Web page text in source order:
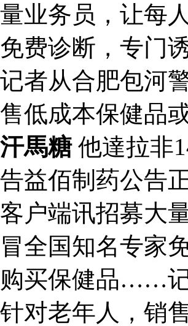
量业务员，让每
免费诊断，专门
记者从合肥包河
售低成本保健品
汗馬糖他達拉非
告益佰制药公告
客户端讯招募大
冒全国知名专家
购买保健品……记
针对老年人，销